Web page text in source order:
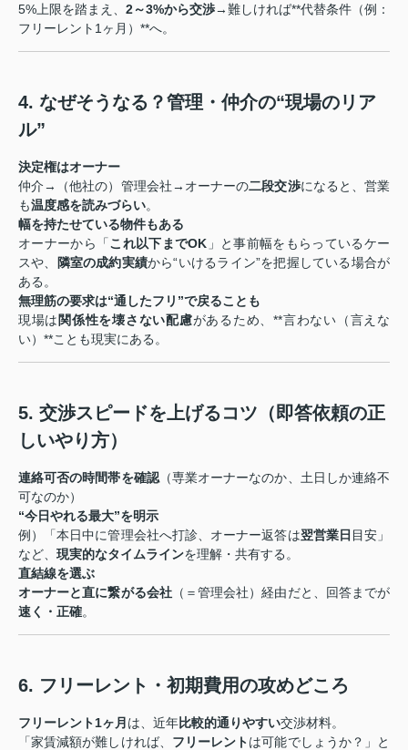
5%上限を踏まえ、 2～3%から交渉→難しければ**代替条件（例：
フリーレント1ヶ月）**へ。
4. なぜそうなる？管理・仲介の“現場のリア
ル”
決定権はオーナー
仲介→（他社の）管理会社→オーナーの二段交渉になると、営業
も温度感を読みづらい。
幅を持たせている物件もある
オーナーから「これ以下までOK 」と事前幅をもらっているケー
スや、
隣室の成約実績から“いけるライン”を把握している場合が
ある。
無理筋の要求は“通したフリ”で戻ることも
現場は 関係性を壊さない配慮があるため、**言わない（言えな
い）**ことも現実にある。
5. 交渉スピードを上げるコツ（即答依頼の正
しいやり方）
連絡可否の時間帯を確認（専業オーナーなのか、土日しか連絡不
可なのか）
“今日やれる最大”を明示
例）「本日中に管理会社へ打診、オーナー返答は翌営業日 目安」
など、 現実的なタイムラインを理解・共有する。
直結線を選ぶ
オーナーと直に繋がる会社（＝管理会社）経由だと、回答までが
速く・正確。
6. フリーレント・初期費用の攻めどころ
フリーレント1ヶ月 は、近年比較的通りやすい交渉材料。
「家賃減額が難しければ、 フリーレントは可能でしょうか？」と